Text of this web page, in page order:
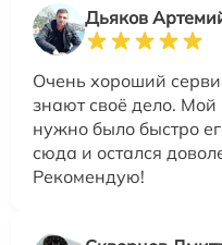
Дьяков
Очень хороший
знают своё дело. Мой
нужно было быстро
сюда и остался
Рекомендую!